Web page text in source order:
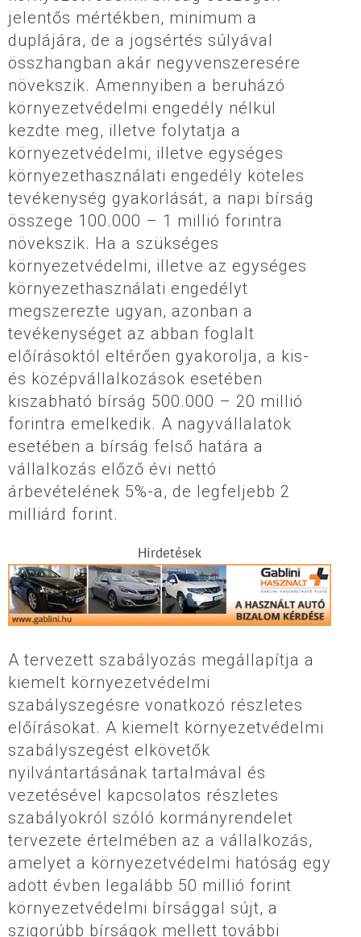
jelentős mértékben, minimum a
duplájára, de a jogsértés súlyával
összhangban akár negyvenszeresére
növekszik. Amennyiben a beruházó
környezetvédelmi engedély nélkül
kezdte meg, illetve folytatja a
környezetvédelmi, illetve egységes
környezethasználati engedély köteles
tevékenység gyakorlását, a napi bírság
összege 100.000 – 1 millió forintra
növekszik. Ha a szükséges
környezetvédelmi, illetve az egységes
környezethasználati engedélyt
megszerezte ugyan, azonban a
tevékenységet az abban foglalt
előírásoktól eltérően gyakorolja, a kis-
és középvállalkozások esetében
kiszabható bírság 500.000 – 20 millió
forintra emelkedik. A nagyvállalatok
esetében a bírság felső határa a
vállalkozás előző évi nettó
árbevételének 5%-a, de legfeljebb 2
milliárd forint.
Hirdetések
A tervezett szabályozás megállapítja a
kiemelt környezetvédelmi
szabályszegésre vonatkozó részletes
előírásokat. A kiemelt környezetvédelmi
szabályszegést elkövetők
nyilvántartásának tartalmával és
vezetésével kapcsolatos részletes
szabályokról szóló kormányrendelet
tervezete értelmében az a vállalkozás,
amelyet a környezetvédelmi hatóság egy
adott évben legalább 50 millió forint
környezetvédelmi bírsággal sújt, a
szigorúbb bírságok mellett további